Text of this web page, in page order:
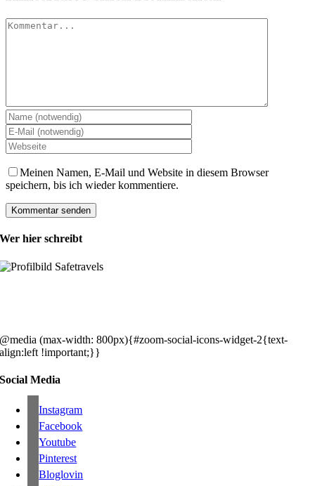
Kommentar
Meinen Namen, E-Mail und Website in diesem Browser
speichern, bis ich wieder kommentiere.
Wer hier schreibt
@media (max-width: 800px){#zoom-social-icons-widget-2{text-
align:left !important;}}
Social Media
Instagram
Facebook
Youtube
Pinterest
Bloglovin